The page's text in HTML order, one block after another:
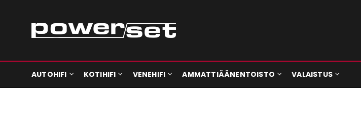
AUTOHIFI KOTIHIFI VENEHIFI AMMATTIÄÄNENTOISTO VALAISTUS